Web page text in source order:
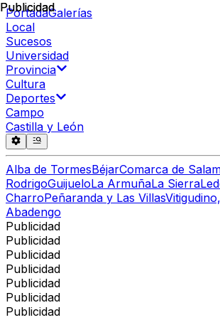
PortadaGalerías
Local
Sucesos
Universidad
Provincia
Cultura
Deportes
Campo
Castilla y León
Alba de TormesBéjarComarca de
RodrigoGuijueloLa ArmuñaLa Sierra
CharroPeñaranda y Las Villas
Abadengo
Publicidad
Publicidad
Publicidad
Publicidad
Publicidad
Publicidad
Publicidad
Publicidad
Publicidad